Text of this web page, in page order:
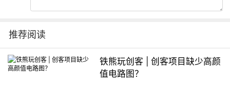
推荐阅读
铁熊玩创客 | 创客项目缺少高颜
值电路图？